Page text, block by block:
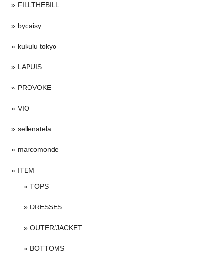
FILLTHEBILL
bydaisy
kukulu tokyo
LAPUIS
PROVOKE
VIO
sellenatela
marcomonde
ITEM
TOPS
DRESSES
OUTER/JACKET
BOTTOMS